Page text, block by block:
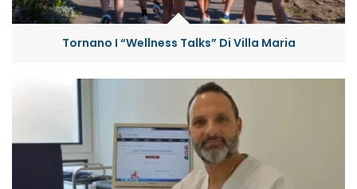
Tornano I “Wellness Talks” Di Villa Maria